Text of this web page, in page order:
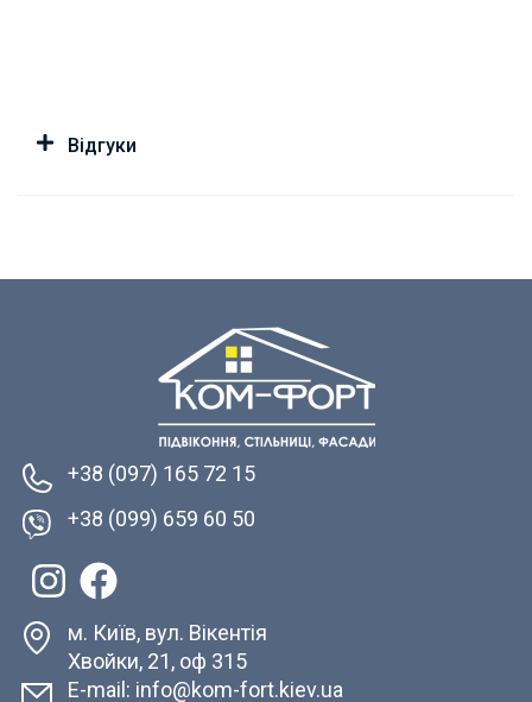
Відгуки
+38 (097) 165 72 15
+38 (099) 659 60 50
м. Київ, вул. Вікентія
Хвойки, 21, оф 315
E-mail: info@kom-fort.kiev.ua